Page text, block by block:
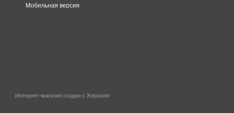
Мобильная версия
Интернет-магазин создан с Хорошоп